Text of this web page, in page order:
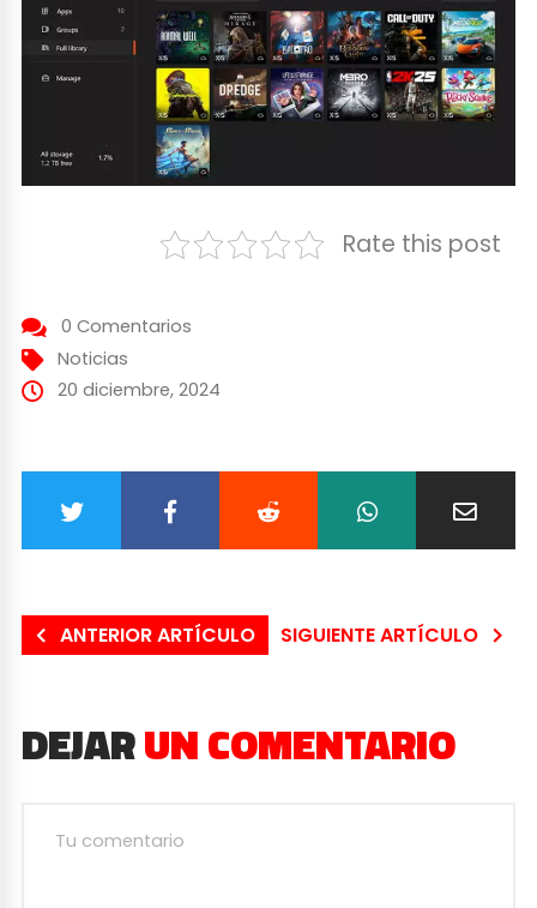
Rate this post
0 Comentarios
Noticias
20 diciembre, 2024
ANTERIOR ARTÍCULO SIGUIENTE ARTÍCULO
DEJARUN COMENTARIO